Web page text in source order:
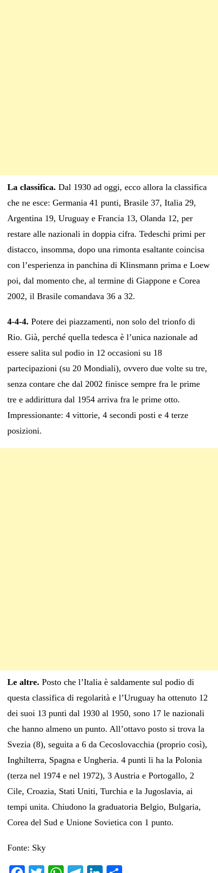
La classifica. Dal 1930 ad oggi, ecco allora la classifica
che ne esce: Germania 41 punti, Brasile 37, Italia 29,
Argentina 19, Uruguay e Francia 13, Olanda 12, per
restare alle nazionali in doppia cifra. Tedeschi primi per
distacco, insomma, dopo una rimonta esaltante coincisa
con l’esperienza in panchina di Klinsmann prima e Loew
poi, dal momento che, al termine di Giappone e Corea
2002, il Brasile comandava 36 a 32.
4-4-4. Potere dei piazzamenti, non solo del trionfo di
Rio. Già, perché quella tedesca è l’unica nazionale ad
essere salita sul podio in 12 occasioni su 18
partecipazioni (su 20 Mondiali), ovvero due volte su tre,
senza contare che dal 2002 finisce sempre fra le prime
tre e addirittura dal 1954 arriva fra le prime otto.
Impressionante: 4 vittorie, 4 secondi posti e 4 terze
posizioni.
Le altre. Posto che l’Italia è saldamente sul podio di
questa classifica di regolarità e l’Uruguay ha ottenuto 12
dei suoi 13 punti dal 1930 al 1950, sono 17 le nazionali
che hanno almeno un punto. All’ottavo posto si trova la
Svezia (8), seguita a 6 da Cecoslovacchia (proprio così),
Inghilterra, Spagna e Ungheria. 4 punti li ha la Polonia
(terza nel 1974 e nel 1972), 3 Austria e Portogallo, 2
Cile, Croazia, Stati Uniti, Turchia e la Jugoslavia, ai
tempi unita. Chiudono la graduatoria Belgio, Bulgaria,
Corea del Sud e Unione Sovietica con 1 punto.
Fonte: Sky